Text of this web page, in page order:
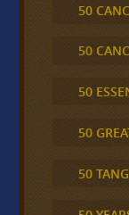
50
50
50
50
50